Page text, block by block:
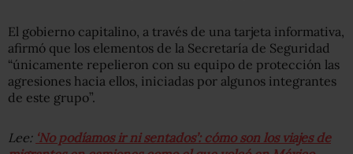
El gobierno capitalino, a través de una tarjeta informativa,
afirmó que los elementos de la Secretaría de Seguridad
“únicamente repelieron con su equipo de protección las
agresiones hacia ellos, iniciadas por algunos integrantes
de este grupo”.
Lee: ‘No podíamos ir ni sentados’: cómo son los viajes de